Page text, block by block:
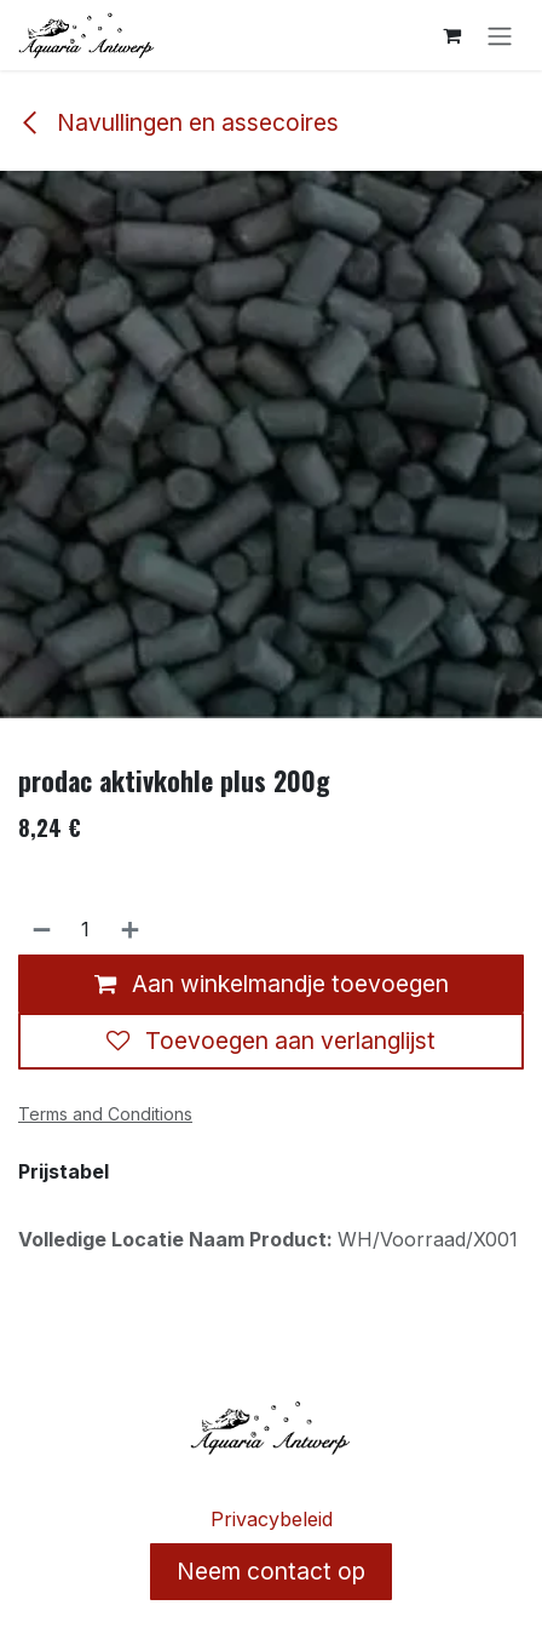
Overslaan naar inhoud
Navullingen en assecoires
prodac aktivkohle plus 200g
8,24 €
Aan winkelmandje toevoegen
Toevoegen aan verlanglijst
Terms and Conditions
Prijstabel
Volledige Locatie Naam Product: WH/Voorraad/X001
Privacybeleid
Neem contact op